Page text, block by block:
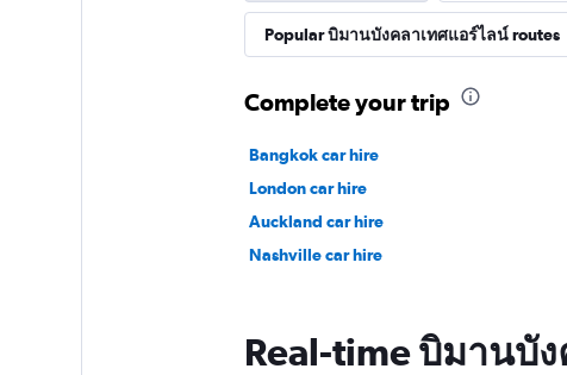
Popular บิมานบังคลาเทศแอร์ไลน์ routes
Complete your trip
Bangkok car hire
London car hire
Auckland car hire
Nashville car hire
Real-time บิมานบั